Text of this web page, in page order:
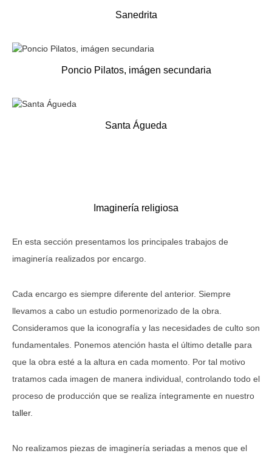
Sanedrita
Poncio Pilatos, imágen secundaria
Santa Águeda
Imaginería religiosa
En esta sección presentamos los principales trabajos de
imaginería realizados por encargo.
Cada encargo es siempre diferente del anterior. Siempre
llevamos a cabo un estudio pormenorizado de la obra.
Consideramos que la iconografía y las necesidades de culto son
fundamentales. Ponemos atención hasta el último detalle para
que la obra esté a la altura en cada momento. Por tal motivo
tratamos cada imagen de manera individual, controlando todo el
proceso de producción que se realiza íntegramente en nuestro
taller.
No realizamos piezas de imaginería seriadas a menos que el